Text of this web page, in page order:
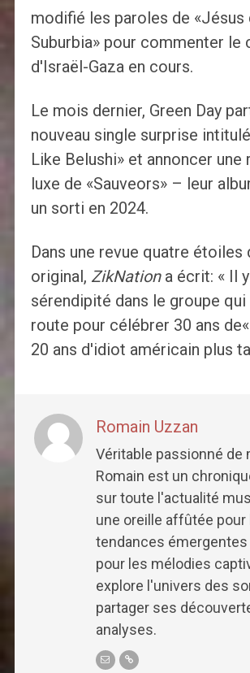
modifié les paroles de «Jésus
Suburbia» pour commenter le
d'Israël-Gaza en cours.
Le mois dernier, Green Day
nouveau single surprise
Like Belushi» et annoncer une
luxe de «Sauveors» – leur
un sorti en 2024.
Dans une revue quatre étoiles
original, ZikNation a écrit: « Il
sérendipité dans le groupe qui
route pour célébrer 30 ans
20 ans d'idiot américain plus
Romain Uzzan
Véritable passionné de
Romain est un
sur toute l'actualité
une oreille affûtée pour
tendances émergentes
pour les mélodies
explore l'univers des
partager ses
analyses.